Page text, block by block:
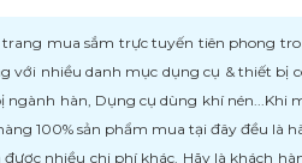
mua sắm trực tuyến tiên phong
nhiều danh mục dụng cụ & thiết bị
hàn, Dụng cụ dùng khí
100% sản phẩm mua tại đây đều là
nhiều chi phí khác. Hãy là khách